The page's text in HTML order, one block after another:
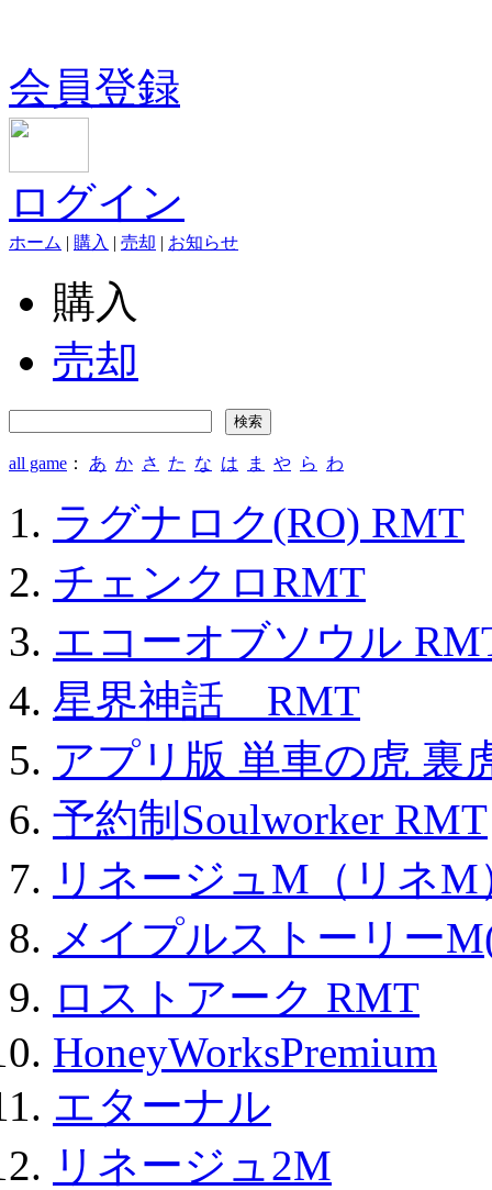
会員登録
ログイン
ホーム | 購入 | 売却 | お知らせ
購入
売却
all game ： あ か さ た な は ま や ら わ
ラグナロク(RO) RMT
チェンクロRMT
エコーオブソウル
星界神話 RMT
アプリ版 単車の虎 裏
予約制Soulworker RMT
リネージュM（リネM
メイプルストーリー
ロストアーク RMT
HoneyWorksPremium
エターナル
リネージュ2M